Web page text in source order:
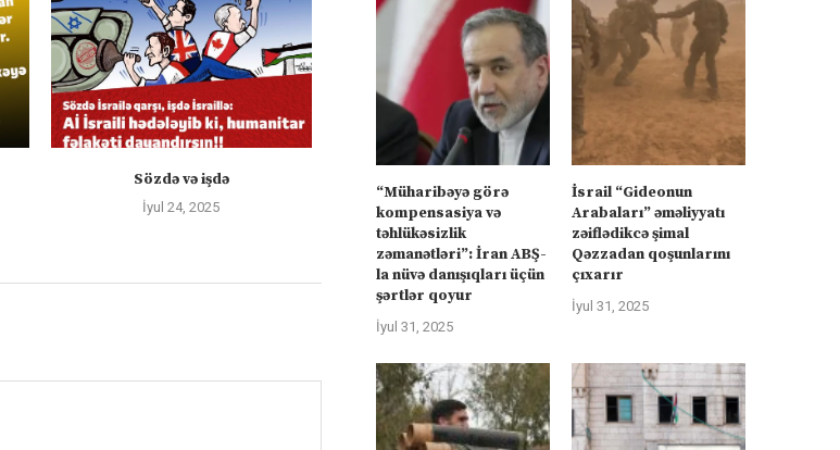
Sözdə və işdə
İyul 24, 2025 İyul 22, 2025 İyul 21, 2025
“Müharibəyə görə
kompensasiya və
təhlükəsizlik
zəmanətləri”: İran ABŞ-
la nüvə danışıqları üçün
şərtlər qoyur
İyul 31, 2025
İsrail “Gideonun
Arabaları” əməliyyatı
zəiflədikcə şimal
Qəzzadan qoşunlarını
çıxarır
İyul 31, 2025